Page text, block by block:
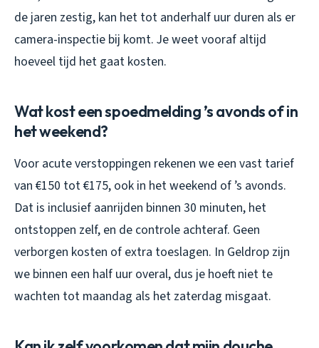
de jaren zestig, kan het tot anderhalf uur duren als er
camera-inspectie bij komt. Je weet vooraf altijd
hoeveel tijd het gaat kosten.
Wat kost een spoedmelding ’s avonds of in
het weekend?
Voor acute verstoppingen rekenen we een vast tarief
van €150 tot €175, ook in het weekend of ’s avonds.
Dat is inclusief aanrijden binnen 30 minuten, het
ontstoppen zelf, en de controle achteraf. Geen
verborgen kosten of extra toeslagen. In Geldrop zijn
we binnen een half uur overal, dus je hoeft niet te
wachten tot maandag als het zaterdag misgaat.